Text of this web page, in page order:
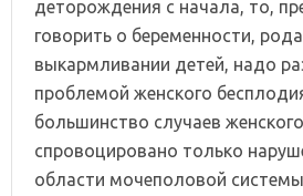
деторождения с начала, то,
говорить о беременности,
выкармливании детей, надо
проблемой женского
большинство случаев
спровоцировано только
области мочеполовой